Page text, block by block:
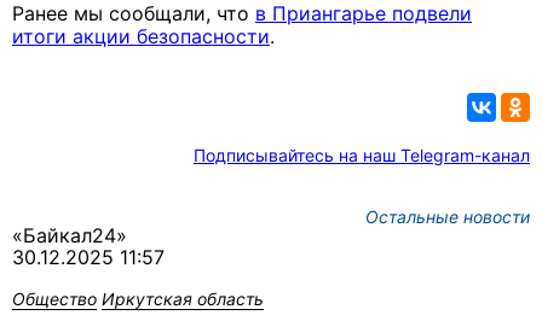
Ранее мы сообщали, что в Приангарье подвели
итоги акции безопасности.
Подписывайтесь на наш Telegram-канал
Остальные новости
«Байкал24»
30.12.2025 11:57
Общество Иркутская область